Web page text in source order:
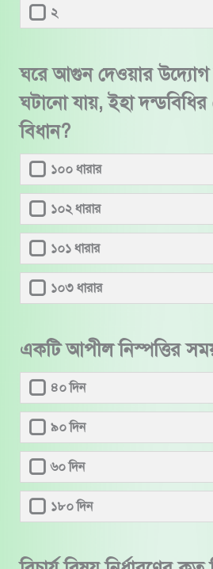
২
ঘরে আগুন দেওয়ার উদ্যোগ
ঘটানো যায়, ইহা
বিধান?
১০০ ধারার
১০২ ধারার
১০১ ধারার
১০৩ ধারার
একটি আপীল নিস্পত্তির
৪০ দিন
৯০ দিন
৬০ দিন
১৮০ দিন